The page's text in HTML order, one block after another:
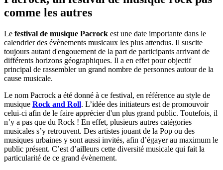
comme les autres
Le festival de musique Pacrock est une date importante dans le
calendrier des évènements musicaux les plus attendus. Il suscite
toujours autant d'engouement de la part de participants arrivant de
différents horizons géographiques. Il a en effet pour objectif
principal de rassembler un grand nombre de personnes autour de la
cause musicale.
Le nom Pacrock a été donné à ce festival, en référence au style de
musique Rock and Roll. L’idée des initiateurs est de promouvoir
celui-ci afin de le faire apprécier d'un plus grand public. Toutefois, il
n’y a pas que du Rock ! En effet, plusieurs autres catégories
musicales s’y retrouvent. Des artistes jouant de la Pop ou des
musiques urbaines y sont aussi invités, afin d’égayer au maximum le
public présent. C’est d’ailleurs cette diversité musicale qui fait la
particularité de ce grand évènement.